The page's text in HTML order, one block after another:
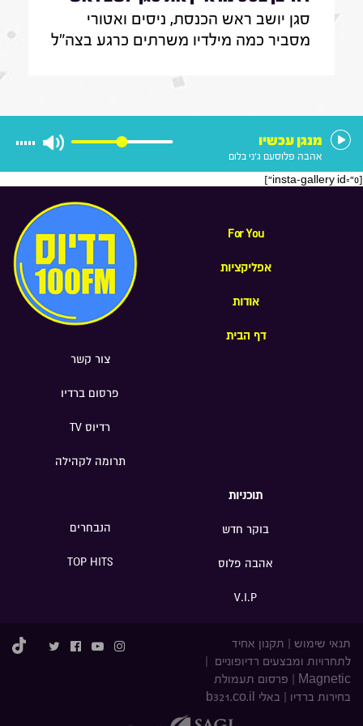
הכנסת, ניסים ואטורי|31.7.26
סגן יושב ראש הכנסת, ניסים ואטורי
מסביר כמה מילדיו משרתים כרגע בצה"ל
מעצרים של משתמטים חרדים ואיזה שר
מנגן עכשיו
אהבה פלוסעם ג'ני בלום
[insta-gallery id="0"]
For You
אפליקציות
אודות
דף הבית
צור קשר
פרסום ברדיו
רדיוס TV
תרומה לקהילה
תוכניות
בוקר חדש
אהבה פלוס
V.I.P
הנבחרים
TOP HITS
תנאי שימוש
תקנון אחיד
לתחרויות ומבצעים רדיופוניים
Magnetic
פרסום תעמולת
בחירות ברדיו
באלי b321.co.il